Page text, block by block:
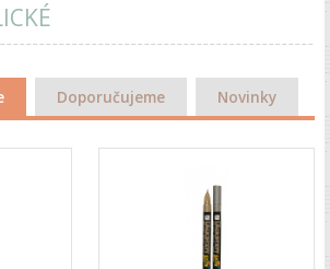
Doporučujeme Novinky